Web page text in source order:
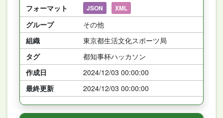
フォーマット
JSON XML
グループ
その他
組織
東京都生活文化スポーツ局
タグ
都知事杯ハッカソン
作成日
2024/12/03 00:00:00
最終更新
2024/12/03 00:00:00